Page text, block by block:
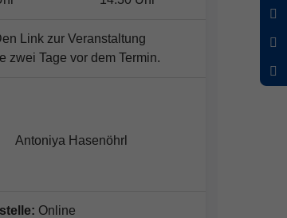
Link zur Veranstaltung
zwei Tage vor dem Termin.
Antoniya Hasenöhrl
Online